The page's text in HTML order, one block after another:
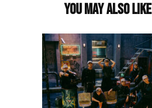
You may also